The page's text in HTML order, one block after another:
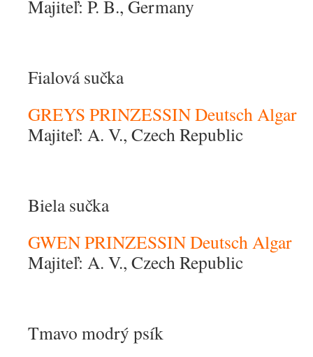
Majiteľ: P. B., Germany
Fialová sučka
GREYS PRINZESSIN Deutsch Algar
Majiteľ: A. V., Czech Republic
Biela sučka
GWEN PRINZESSIN Deutsch Algar
Majiteľ: A. V., Czech Republic
Tmavo modrý psík